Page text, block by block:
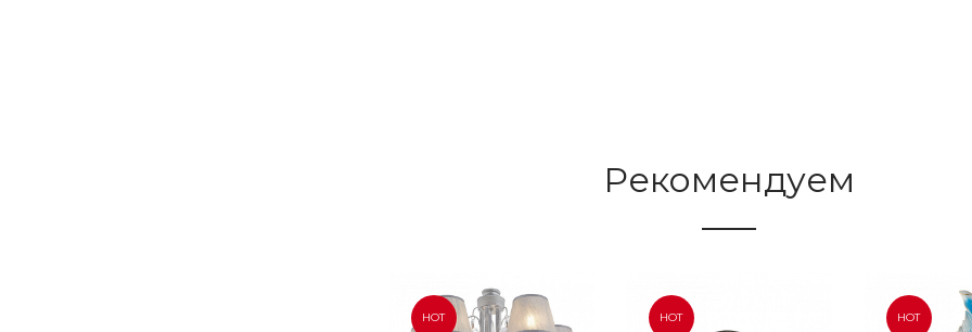
Рекомендуем
HOT HOT HOT